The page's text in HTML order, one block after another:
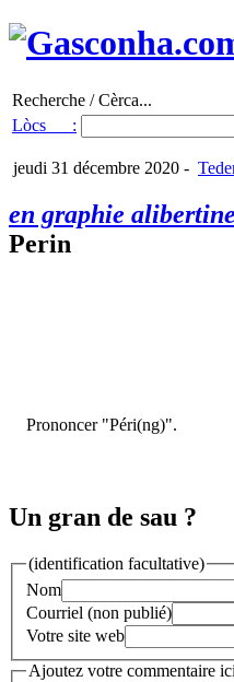
Recherche / Cèrca...
Lòcs :
jeudi 31 décembre 2020 -
en graphie
Perin
Prononcer "Péri(ng)".
Un gran de sau ?
(identification facultative)
Nom
Courriel (non publié)
Votre site web
Ajoutez votre commentaire ici